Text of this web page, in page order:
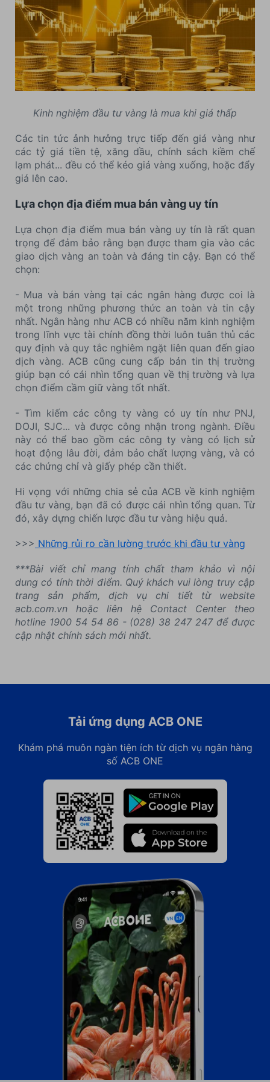
Kinh nghiệm đầu tư vàng là mua khi giá thấp
Các tin tức ảnh hưởng trực tiếp đến giá vàng như
các tỷ giá tiền tệ, xăng dầu, chính sách kiềm chế
lạm phát... đều có thể kéo giá vàng xuống, hoặc đẩy
giá lên cao.
Lựa chọn địa điểm mua bán vàng uy tín
Lựa chọn địa điểm mua bán vàng uy tín là rất quan
trọng để đảm bảo rằng bạn được tham gia vào các
giao dịch vàng an toàn và đáng tin cậy. Bạn có thể
chọn:
- Mua và bán vàng tại các ngân hàng được coi là
một trong những phương thức an toàn và tin cậy
nhất. Ngân hàng như ACB có nhiều năm kinh nghiệm
trong lĩnh vực tài chính đồng thời luôn tuân thủ các
quy định và quy tắc nghiêm ngặt liên quan đến giao
dịch vàng. ACB cũng cung cấp bản tin thị trường
giúp bạn có cái nhìn tổng quan về thị trường và lựa
chọn điểm cầm giữ vàng tốt nhất.
- Tìm kiếm các công ty vàng có uy tín như PNJ,
DOJI, SJC... và được công nhận trong ngành. Điều
này có thể bao gồm các công ty vàng có lịch sử
hoạt động lâu đời, đảm bảo chất lượng vàng, và có
các chứng chỉ và giấy phép cần thiết.
Hi vọng với những chia sẻ của ACB về kinh nghiệm
đầu tư vàng, bạn đã có được cái nhìn tổng quan. Từ
đó, xây dựng chiến lược đầu tư vàng hiệu quả.
>>> Những rủi ro cần lường trước khi đầu tư vàng
***Bài viết chỉ mang tính chất tham khảo vì nội
dung có tính thời điểm. Quý khách vui lòng truy cập
trang sản phẩm, dịch vụ chi tiết từ website
acb.com.vn hoặc liên hệ Contact Center theo
hotline 1900 54 54 86 - (028) 38 247 247 để được
cập nhật chính sách mới nhất.
Tải ứng dụng ACB ONE
Khám phá muôn ngàn tiện ích từ dịch vụ ngân hàng
số ACB ONE